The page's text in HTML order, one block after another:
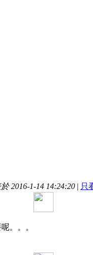
2016-1-14 14:24:20 | 只
。。。